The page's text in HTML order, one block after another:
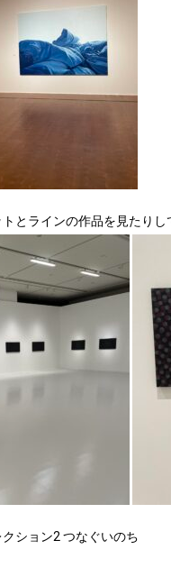
とラインの作品を見たり
ション2 つなぐいのち